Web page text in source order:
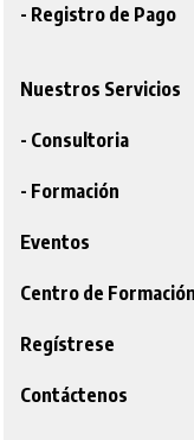
- Registro de Pago
Nuestros Servicios
- Consultoria
- Formación
Eventos
Centro de
Regístrese
Contáctenos